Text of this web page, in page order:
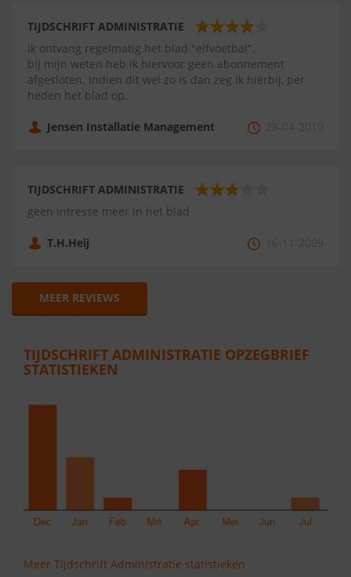
TIJDSCHRIFT ADMINISTRATIE
Ik ontvang regelmatig het blad "elfvoetbal".
bij mijn weten heb ik hiervoor geen abonnement
afgesloten. Indien dit wel zo is dan zeg ik hierbij, per
heden het blad op.
Jensen Installatie Management
TIJDSCHRIFT ADMINISTRATIE
geen intresse meer in het blad
T.H.Heij
MEER REVIEWS
TIJDSCHRIFT ADMINISTRATIE OPZEGBRIEF
STATISTIEKEN
Meer Tijdschrift Administratie statistieken